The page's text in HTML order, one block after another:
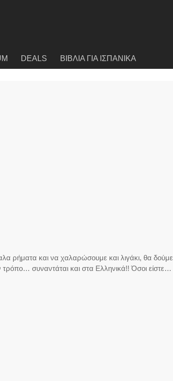
DEALS ΒΙΒΛΙΑ ΓΙΑ ΙΣΠΑΝΙΚΑ
ρήματα και να χαλαρώσουμε και λιγάκι, θα δούμε
συναντάται και στα Ελληνικά!! Όσοι είστε…